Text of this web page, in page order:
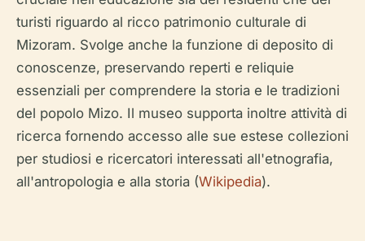
turisti riguardo al ricco patrimonio culturale di
Mizoram. Svolge anche la funzione di deposito di
conoscenze, preservando reperti e reliquie
essenziali per comprendere la storia e le tradizioni
del popolo Mizo. Il museo supporta inoltre attività di
ricerca fornendo accesso alle sue estese collezioni
per studiosi e ricercatori interessati all'etnografia,
all'antropologia e alla storia (Wikipedia).